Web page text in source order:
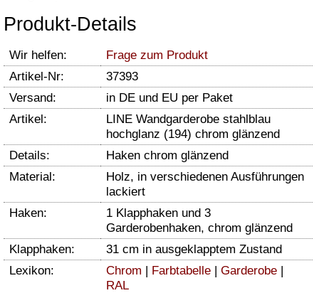
Produkt-Details
Wir helfen:
Frage zum Produkt
Artikel-Nr:
37393
Versand:
in DE und EU per Paket
Artikel:
LINE Wandgarderobe stahlblau
hochglanz (194) chrom glänzend
Details:
Haken chrom glänzend
Material:
Holz, in verschiedenen Ausführungen
lackiert
Haken:
1 Klapphaken und 3
Garderobenhaken, chrom glänzend
Klapphaken:
31 cm in ausgeklapptem Zustand
Lexikon:
Chrom | Farbtabelle | Garderobe |
RAL